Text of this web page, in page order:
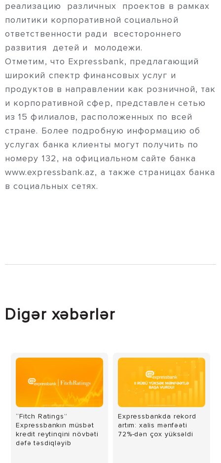
реализацию различных проектов в рамках
политики корпоративной социальной
ответственности ради всестороннего
развития детей и молодежи.
Отметим, что Expressbank, предлагающий
широкий спектр финансовых услуг и
продуктов в направлении как розничной, так
и корпоративной сфер, представлен сетью
из 15 филиалов, расположенных по всей
стране. Более подробную информацию об
услугах банка клиенты могут получить по
номеру 132, на официальном сайте банка
www.expressbank.az, а также страницах банка
в социальных сетях.
Digər xəbərlər
“Fitch Ratings”
Expressbankın müsbət
kredit reytinqini növbəti
dəfə təsdiqləyib
Expressbankda rekord
artım: xalis mənfəəti
72%-dən çox yüksəldi